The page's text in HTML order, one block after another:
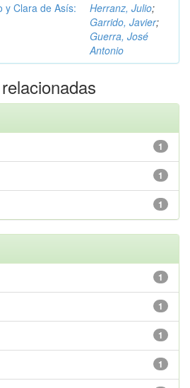
y Clara de Asís:
Herranz, Julio;
Garrido, Javier;
Guerra, José
Antonio
1
1
1
1
1
1
1